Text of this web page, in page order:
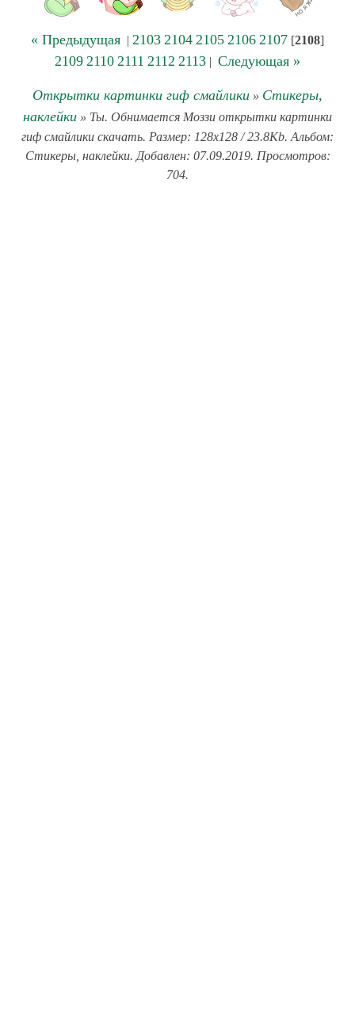
« Предыдущая | 2103 2104 2105 2106 2107 [2108]
2109 2110 2111 2112 2113 | Следующая »
Открытки картинки гиф смайлики » Стикеры,
наклейки » Ты. Обнимается Моззи открытки картинки
гиф смайлики скачать. Размер: 128x128 / 23.8Kb. Альбом:
Стикеры, наклейки. Добавлен: 07.09.2019. Просмотров:
704.